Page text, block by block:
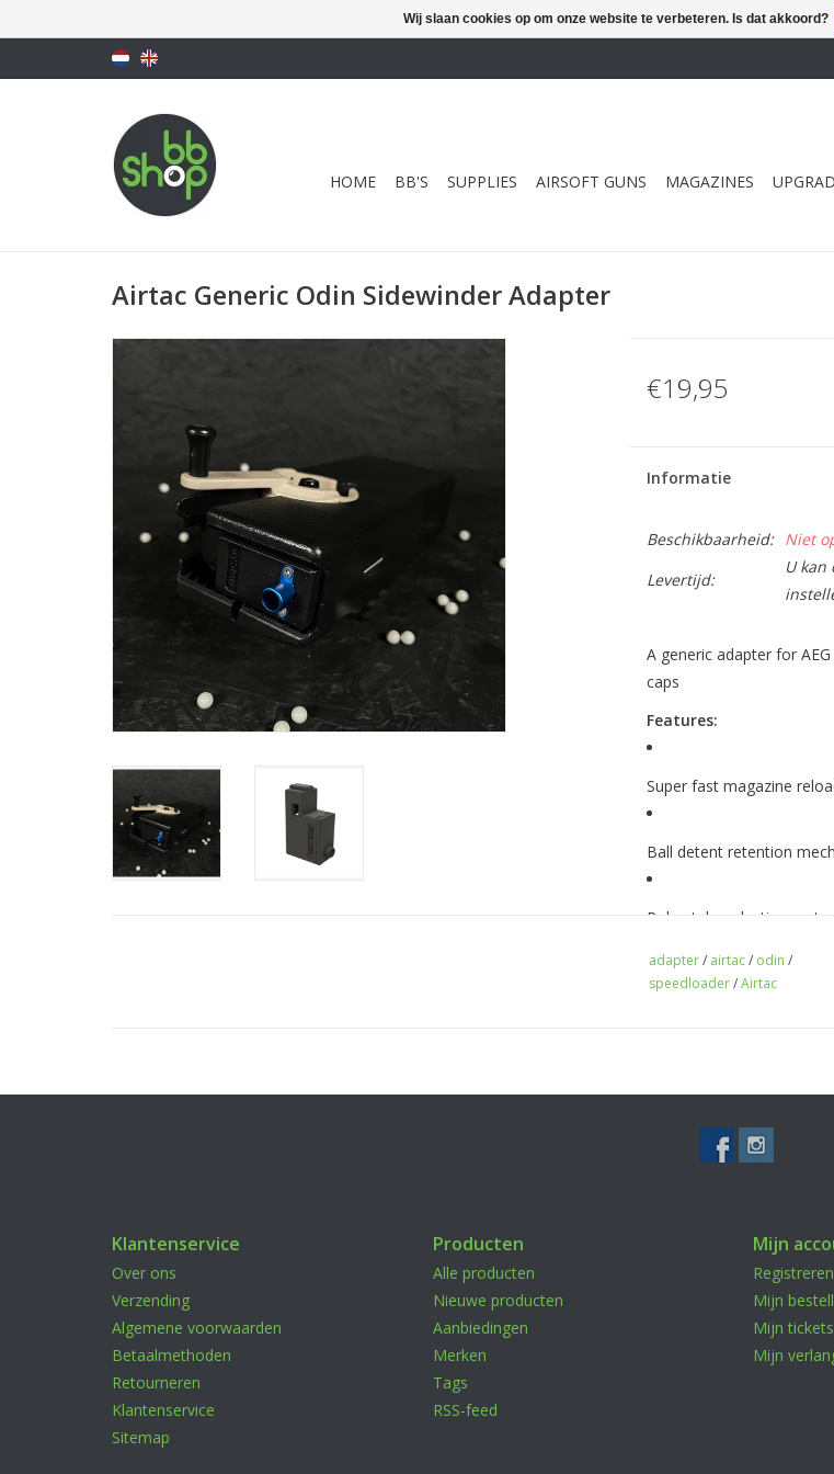
HOME BB'S SUPPLIES AIRSOFT GUNS MAGAZINES
Airtac Generic Odin Sidewinder Adapter
€19,95
Informatie
Beschikbaarheid:
Niet
Levertijd:
U
A generic adapter for
caps
Features:
Super fast magazine
Ball detent retention
Robust, long lasting
Warning:
Most of these adapters
adapter/ airtac/ odin /
speedloader/Airtac
Klantenservice
Over ons
Verzending
Algemene voorwaarden
Betaalmethoden
Retourneren
Klantenservice
Sitemap
Producten
Alle producten
Nieuwe producten
Aanbiedingen
Merken
Tags
RSS-feed
Mijn
Registreren
Mijn
Mijn tickets
Mijn
Wij slaan cookies op om onze website te verbeteren. Is dat akkoord?